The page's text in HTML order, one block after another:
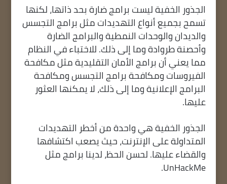
الجذور الخفية ليست برامج ضارة بحد ذاتها، لكنها
تسمح بجميع أنواع التهديدات مثل برامج التجسس
والديدان والوحدات النمطية والبرامج الضارة
وأحصنة طروادة وما إلى ذلك. للاختباء في النظام
مما يعني أن برامج الأمان التقليدية مثل مكافحة
الفيروسات ومكافحة برامج التجسس ومكافحة
البرامج الإعلانية وما إلى ذلك، لا يمكنها العثور
عليها.
الجذور الخفية هي واحدة من أخطر التهديدات
المتداولة على الإنترنت، حيث يصعب اكتشافها
والقضاء عليها. لحسن الحظ، لدينا برامج مثل
UnHackMe.